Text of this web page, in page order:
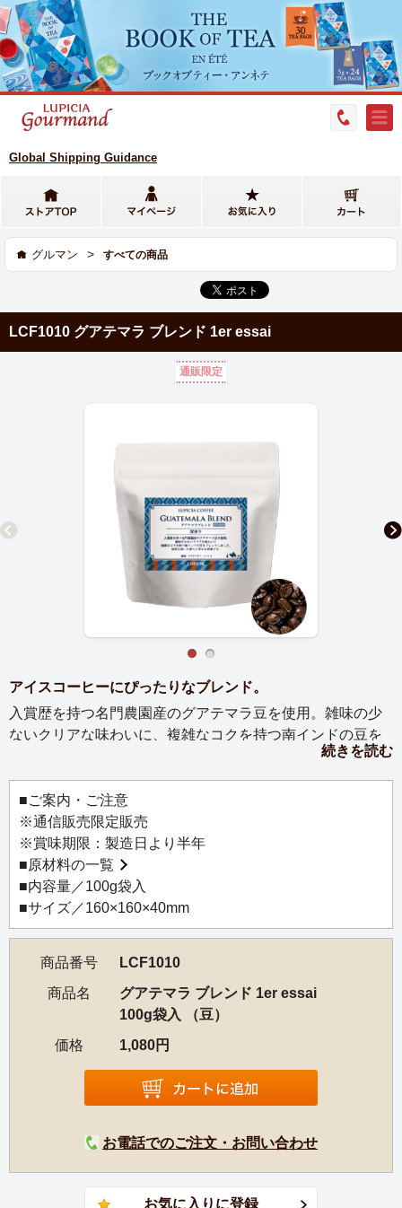
Global Shipping Guidance
グルマン > すべての商品
LCF1010 グアテマラ ブレンド 1er essai
通販限定
アイスコーヒーにぴったりなブレンド。
入賞歴を持つ名門農園産のグアテマラ豆を使用。雑味の少
ないクリアな味わいに、複雑なコクを持つ南インドの豆を
ブレンドしました。焙煎の効いた香りと苦みも特徴です。
焙煎度合：深煎り
使用上の注意：濡れたスプーンなどは使用しないでくださ
い。
※お湯を使用の際は火傷にご注意ください。
※開封後はお早めにお召し上がりください。
続きを読む
■ご案内・ご注意
※通信販売限定販売
※賞味期限：製造日より半年
■原材料の一覧
■内容量／100g袋入
■サイズ／160×160×40mm
商品番号
LCF1010
商品名
グアテマラ ブレンド 1er essai
100g袋入 （豆）
価格
1,080円
お電話でのご注文・お問い合わせ